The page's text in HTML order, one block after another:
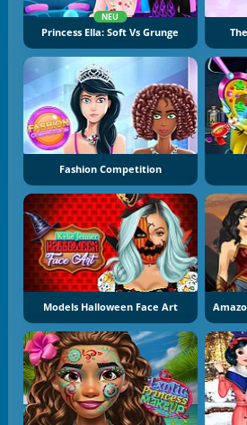
NEU
Princess Ella: Soft Vs Grunge
Fashion Competition
Models Halloween Face Art